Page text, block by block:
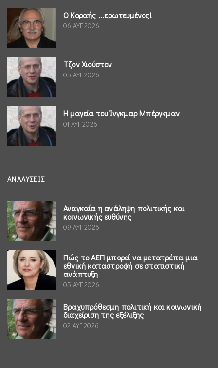
Ο Κοραής ...ερωτευμένος!
06 ΑΥΓ 2026
Τζον Χιούστον
05 ΑΥΓ 2026
Η μαγεία του Ίνγκμαρ Μπέργκμαν
01 ΑΥΓ 2026
ΑΝΑΛΎΣΕΙΣ
Αναγκαία η ανάληψη πολιτικής και
κοινωνικής ευθύνης
09 ΑΥΓ 2026
Πώς το ΑΕΠ μπορεί να μετατρέπει μια
εθνική καταστροφή σε στατιστική
ανάπτυξη
05 ΑΥΓ 2026
Βραχυπρόθεσμη πολιτική και κοινωνική
διαχείριση της εξέλιξης
02 ΑΥΓ 2026